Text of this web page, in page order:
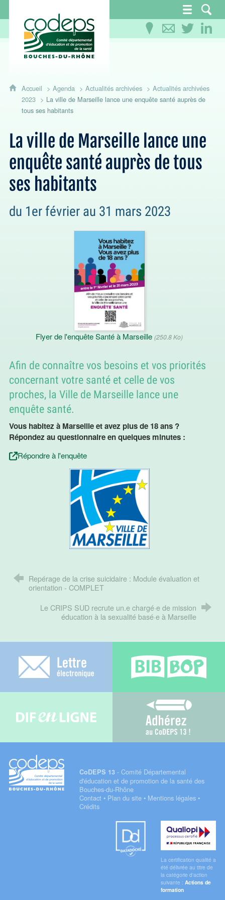
CoDEPS 13 - Comité départemental
Accueil Agenda Actualités archivées
Actualités archivées
2023
La ville de Marseille lance une enquête santé auprès de
tous ses habitants
La ville de Marseille lance une
enquête santé auprès de tous
ses habitants
du 1er février au 31 mars 2023
Flyer de l'enquête Santé à Marseille (250.8 Ko)
Afin de connaître vos besoins et vos priorités
concernant votre santé et celle de vos
proches, la Ville de Marseille lance une
enquête santé.
Vous habitez à Marseille et avez plus de 18 ans ?
Répondez au questionnaire en quelques minutes :
Répondre à l'enquête
Repérage de la crise suicidaire : Module évaluation et
orientation - COMPLET
Le CRIPS SUD recrute un.e chargé·e de mission
éducation à la sexualité basé·e à Marseille
Adhérez au
CoDEPS 13- Comité Départemental
d'éducation et de promotion de la santé des
Bouches-du-Rhône
Contact • Plan du site• Mentions légales•
Crédits
Qualiopi
La certification qualité a
été délivrée au titre de
la catégorie d'action
suivante :Actions de
formation